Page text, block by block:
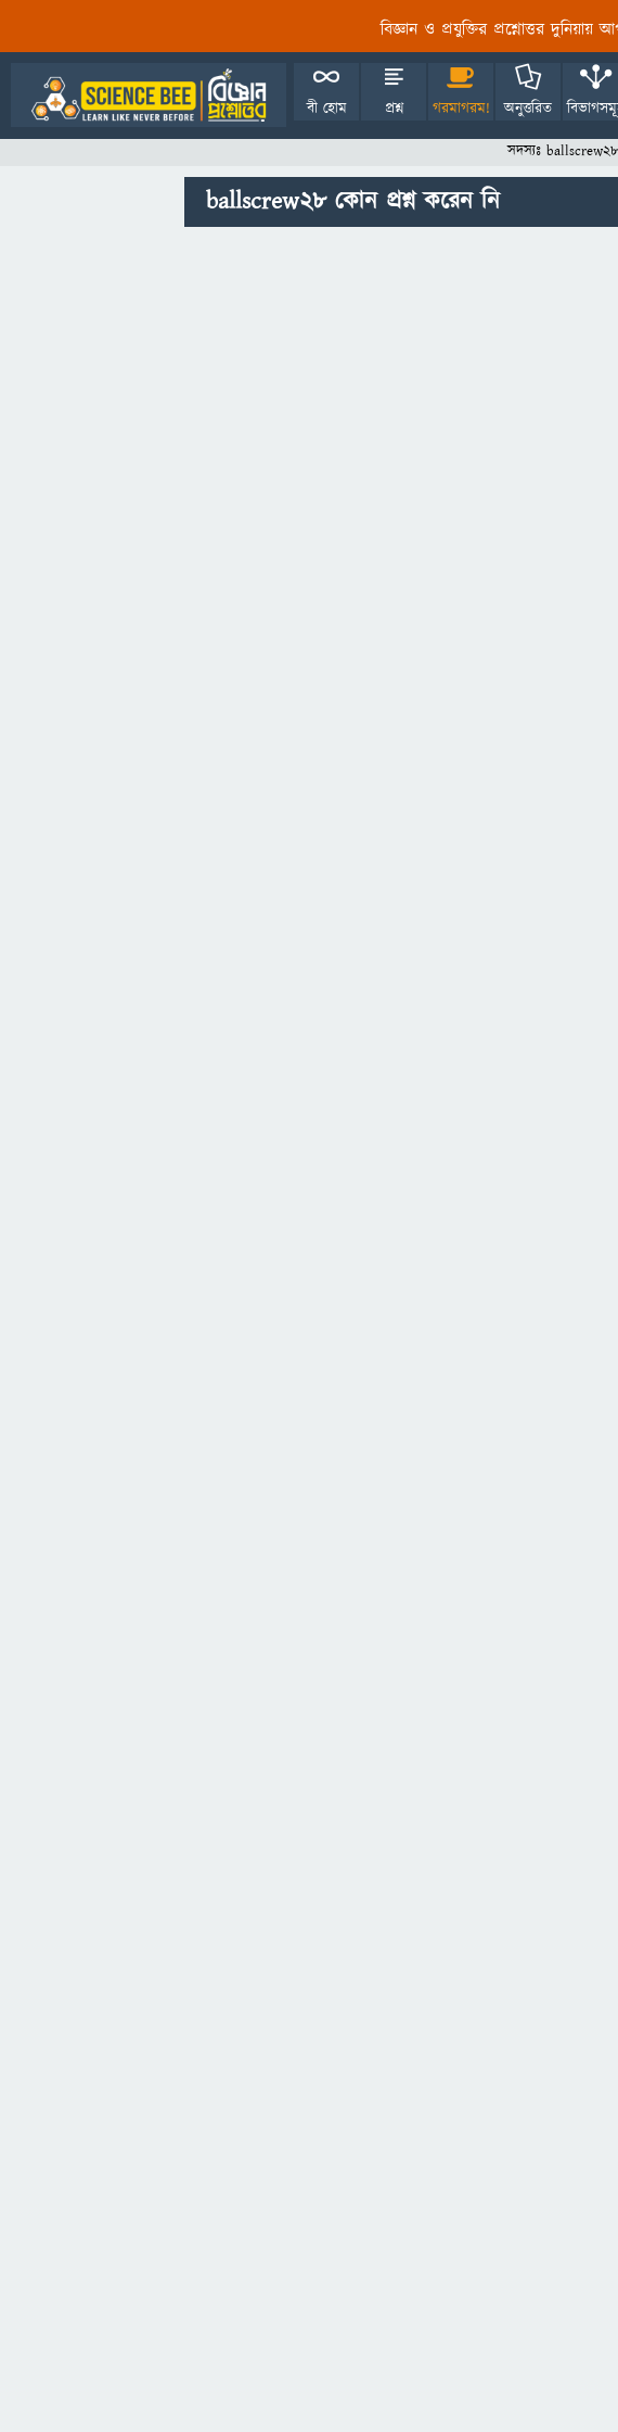
বিজ্ঞান ও প্রযুক্তির প্রশ্নোত্তর দুনিয়ায়
বী হোম প্রশ্ন গরমাগরম! অনুত্তরিত
সদস্যঃ ballscrew28
ballscrew28 কোন প্রশ্ন করেন নি